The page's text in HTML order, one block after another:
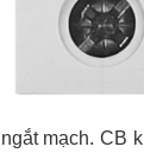
mạch. CB